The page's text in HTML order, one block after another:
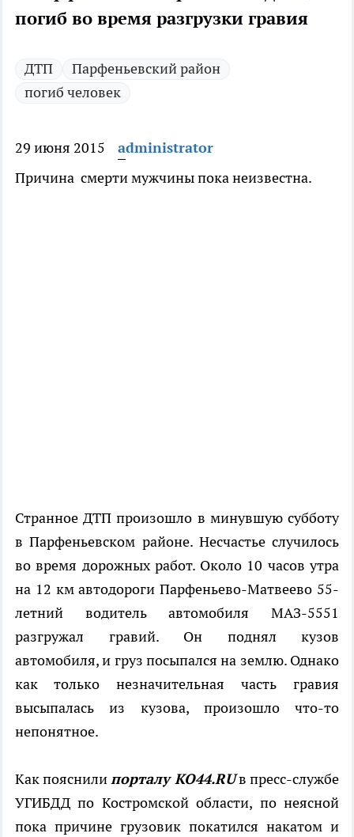
погиб во время разгрузки гравия
ДТП
Парфеньевский район
погиб человек
29 июня 2015
administrator
Причина смерти мужчины пока неизвестна.
Странное ДТП произошло в минувшую субботу
в Парфеньевском районе. Несчастье случилось
во время дорожных работ. Около 10 часов утра
на 12 км автодороги Парфеньево-Матвеево 55-
летний водитель автомобиля МАЗ-5551
разгружал гравий. Он поднял кузов
автомобиля, и груз посыпался на землю. Однако
как только незначительная часть гравия
высыпалась из кузова, произошло что-то
непонятное.
Как пояснилипорталу КО44.RUв пресс-службе
УГИБДД по Костромской области, по неясной
пока причине грузовик покатился накатом и